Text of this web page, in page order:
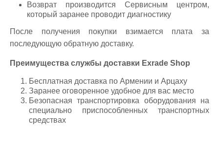
Возврат производится Сервисным центром,
который заранее проводит диагностику
После получения покупки взимается плата за
последующую обратную доставку.
Преимущества службы доставки Exrade Shop
Бесплатная доставка по Армении и Арцаху
Заранее оговоренное удобное для вас место
Безопасная транспортировка оборудования на
специально приспособленных транспортных
средствах